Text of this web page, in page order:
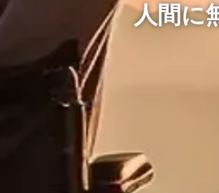
人間に
人間に
人間に